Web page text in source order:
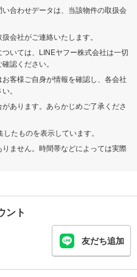
合わせデータは、当該物件の取扱会
会社がご連絡いたします。
いては、LINEヤフー株式会社は一切
認ください。
客様ご自身が情報を確認し、各会社
。
あります。あらかじめご了承くださ
たものを表示しています。
ません。時間帯などによっては実際
ント
友だち追加